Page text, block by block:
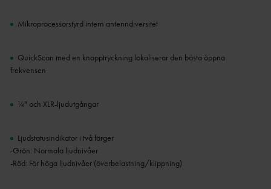
Mikroprocessorstyrd intern antenndiversitet
QuickScan med en knapptryckning lokaliserar den bästa öppna
frekvensen
¼" och XLR-ljudutgångar
Ljudstatusindikator i två färger
-Grön: Normala ljudnivåer
-Röd: För höga ljudnivåer (överbelastning/klippning)